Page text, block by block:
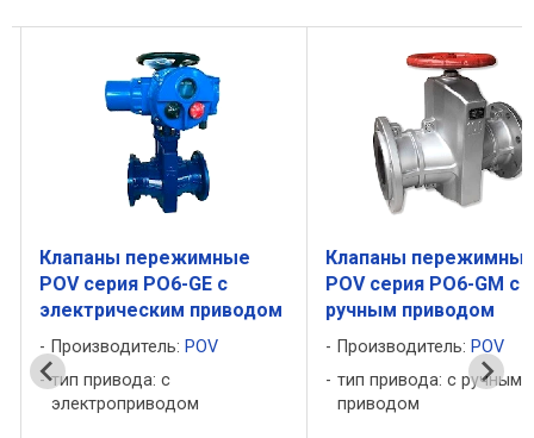
Клапаны пережимные
POV серия PO6-GE с
электрическим приводом
Производитель: POV
тип привода: с
электроприводом
Клапаны
POV серия PO6-GM с
ручным приводом
Производитель: POV
тип привода: с ручным
приводом